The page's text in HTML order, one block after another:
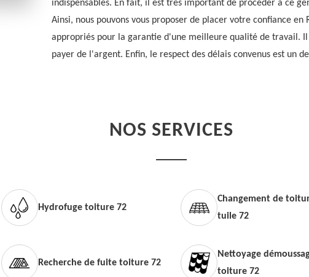
indispensables. En fait, il est très important de procéder à ce
Ainsi, nous pouvons vous proposer de placer votre confiance
appropriés pour la garantie d'une meilleure qualité de travail. Il
payer de l'argent. Enfin, le respect des délais convenus est un
NOS SERVICES
Hydrofuge toiture 72
Changement de
tuile 72
Recherche de fuite toiture 72
Nettoyage
toiture 72